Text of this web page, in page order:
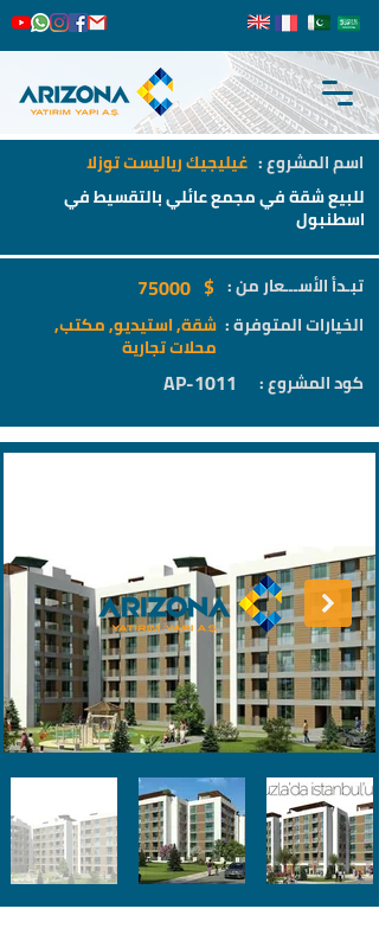
اسم المشروع :
للبيع شقة في مجمع عائلي بالتقسيط في
اسطنبول
غيليجيك رياليست توزلا
تبـدأ الأســـعار من : 75000
الخيارات المتوفرة : شقة, استيديو, مكتب,
محلات تجارية
كود المشروع :
AP-1011
$